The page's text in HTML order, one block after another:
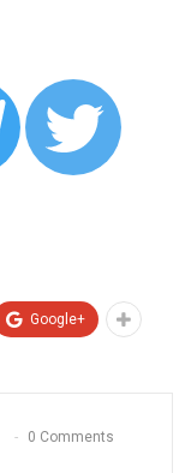
Google+
0 Comments